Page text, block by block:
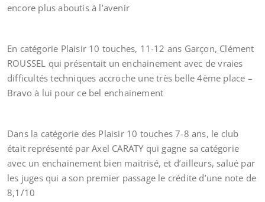
encore plus aboutis à l’avenir
En catégorie Plaisir 10 touches, 11-12 ans Garçon, Clément
ROUSSEL qui présentait un enchainement avec de vraies
difficultés techniques accroche une très belle 4ème place –
Bravo à lui pour ce bel enchainement
Dans la catégorie des Plaisir 10 touches 7-8 ans, le club
était représenté par Axel CARATY qui gagne sa catégorie
avec un enchainement bien maitrisé, et d’ailleurs, salué par
les juges qui a son premier passage le crédite d’une note de
8,1/10